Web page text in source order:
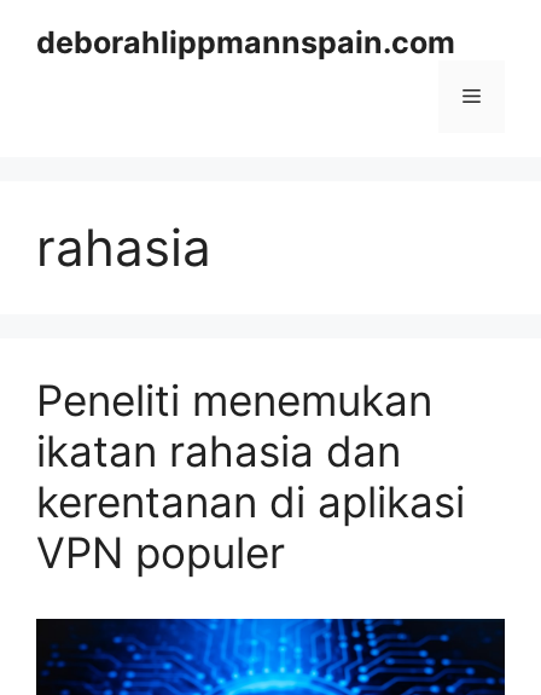
deborahlippmannspain.com
Menu
rahasia
Peneliti menemukan
ikatan rahasia dan
kerentanan di aplikasi
VPN populer